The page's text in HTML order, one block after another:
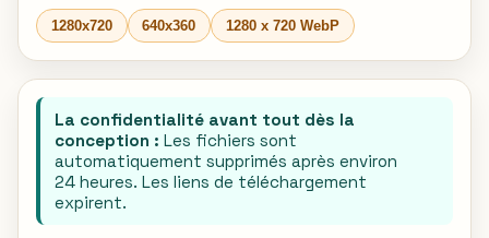
1280x720 640x360 1280 x 720 WebP
La confidentialité avant tout dès la
conception : Les fichiers sont
automatiquement supprimés après environ
24 heures. Les liens de téléchargement
expirent.